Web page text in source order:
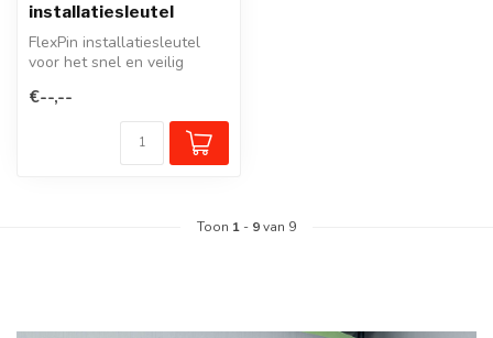
installatiesleutel
FlexPin installatiesleutel
voor het snel en veilig
en...
€--,--
Toon 1 - 9van 9